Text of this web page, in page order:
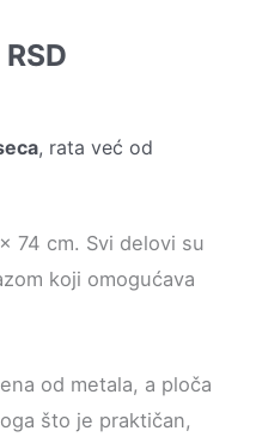
RSD
12.990 RSD.
, rata već od
74 cm. Svi delovi su
koji omogućava
od metala, a ploča
što je praktičan,